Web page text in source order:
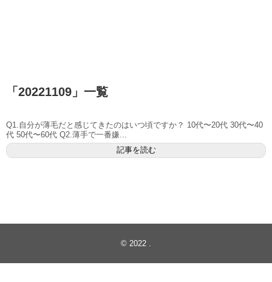
「 20221109 」 一覧
Q1.自分が薄毛だと感じてきたのはいつ頃ですか？ 10代〜20代 30代〜40
代 50代〜60代 Q2.薄手で一番嫌...
記事を読む
© 2022